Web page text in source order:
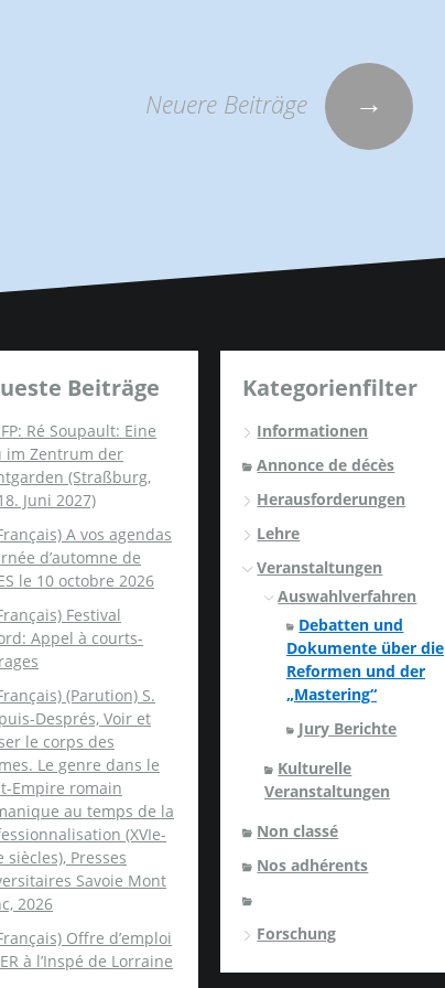
Neuere Beiträge →
Beiträge
Ré Soupault: Eine
im Zentrum der
(Straßburg,
Juni 2027)
A vos agendas
d’automne de
le 10 octobre 2026
Festival
Appel à courts-
(Parution) S.
Després, Voir et
le corps des
Le genre dans le
Empire romain
au temps de la
(XVIe-
siècles), Presses
Savoie Mont
2026
Offre d’emploi
à l’Inspé de Lorraine
Kategorienfilter
Informationen
Annonce de décès
Herausforderungen
Lehre
Veranstaltungen
Auswahlverfahren
Debatten und
Dokumente über die
Reformen und der
„Mastering“
Jury Berichte
Kulturelle
Veranstaltungen
Non classé
Nos adhérents
Forschung